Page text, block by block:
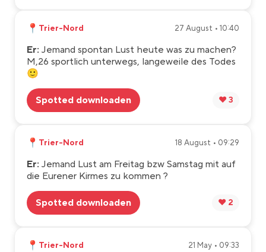
📍 Trier-Nord 27 August • 10:40
Er: Jemand spontan Lust heute was zu machen?
M,26 sportlich unterwegs, langeweile des Todes
🙂
Spotted downloaden ❤️ 3
📍 Trier-Nord 18 August • 09:29
Er: Jemand Lust am Freitag bzw Samstag mit auf
die Eurener Kirmes zu kommen ?
Spotted downloaden ❤️ 2
📍 Trier-Nord 21 May • 09:33